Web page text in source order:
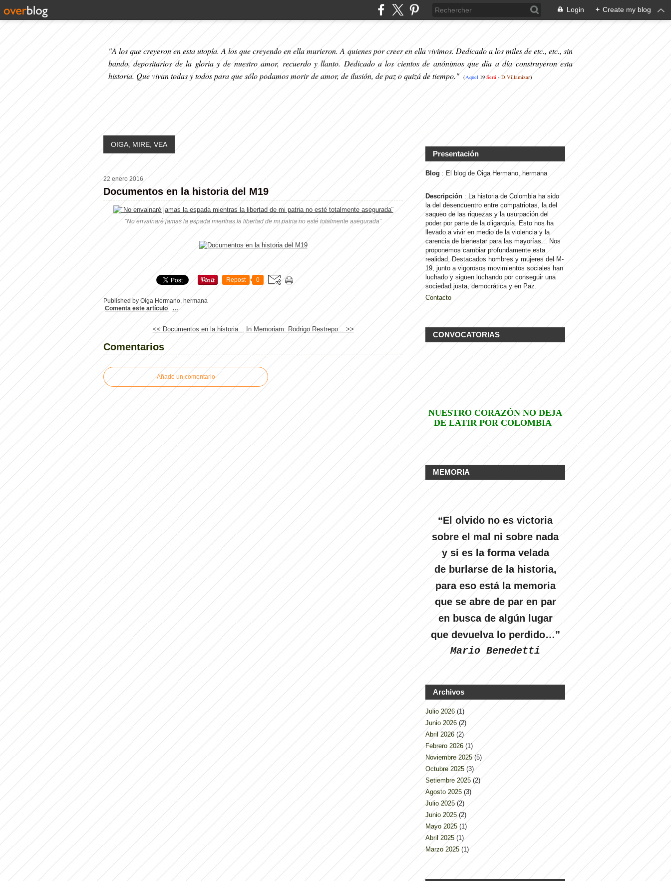
Login + Create my blog
"A los que creyeron en esta utopía. A los que creyendo en ella murieron. A quienes por creer en ella vivimos. Dedicado a los miles de etc., etc., sin
bando, depositarios de la gloria y de nuestro amor, recuerdo y llanto. Dedicado a los cientos de anónimos que día a día construyeron esta
historia. Que vivan todas y todos para que sólo podamos morir de amor, de ilusión, de paz o quizá de tiempo." (Aquel 19 Será - D.Villamizar)
OIGA, MIRE, VEA
22 enero 2016
Documentos en la historia del M19
¨No envainaré jamas la espada mientras la libertad de mi patria no esté totalmente asegurada¨
Repost 0
Published by Oiga Hermano, hermana
Comenta este artículo
…
<< Documentos en la historia... In Memoriam: Rodrigo Restrepo... >>
Comentarios
Añade un comentario
Presentación
Blog : El blog de Oiga Hermano, hermana
Descripción : La historia de Colombia ha sido
la del desencuentro entre compatriotas, la del
saqueo de las riquezas y la usurpación del
poder por parte de la oligarquía. Esto nos ha
llevado a vivir en medio de la violencia y la
carencia de bienestar para las mayorías... Nos
proponemos cambiar profundamente esta
realidad. Destacados hombres y mujeres del M-
19, junto a vigorosos movimientos sociales han
luchado y siguen luchando por conseguir una
sociedad justa, democrática y en Paz.
Contacto
CONVOCATORIAS
NUESTRO CORAZÓN NO DEJA
DE LATIR POR COLOMBIA
MEMORIA
“El olvido no es victoria
sobre el mal ni sobre nada
y si es la forma velada
de burlarse de la historia,
para eso está la memoria
que se abre de par en par
en busca de algún lugar
que devuelva lo perdido…”
Mario Benedetti
Archivos
Julio 2026 (1)
Junio 2026 (2)
Abril 2026 (2)
Febrero 2026 (1)
Noviembre 2025 (5)
Octubre 2025 (3)
Setiembre 2025 (2)
Agosto 2025 (3)
Julio 2025 (2)
Junio 2025 (2)
Mayo 2025 (1)
Abril 2025 (1)
Marzo 2025 (1)